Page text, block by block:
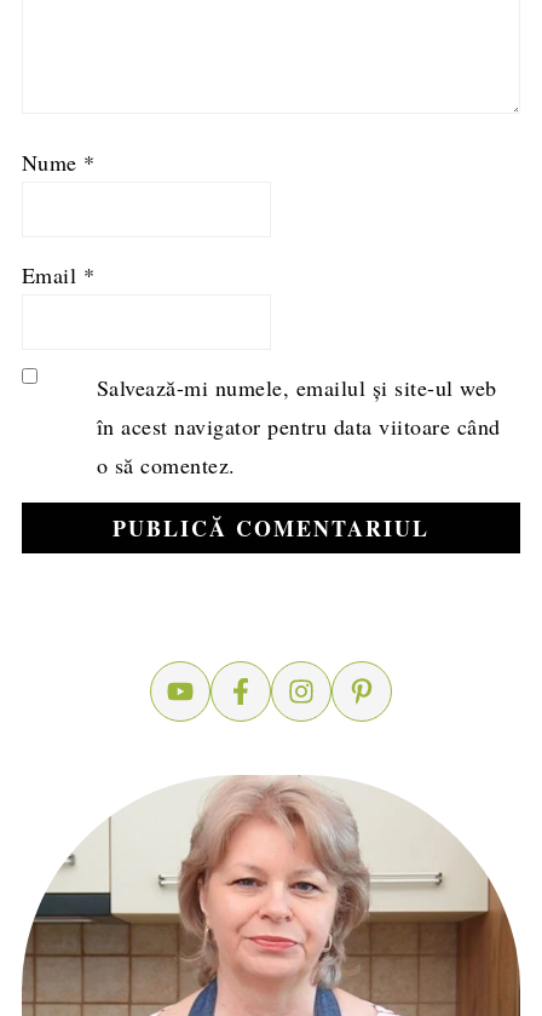
Nume *
Email *
Salvează-mi numele, emailul și site-ul web
în acest navigator pentru data viitoare când
o să comentez.